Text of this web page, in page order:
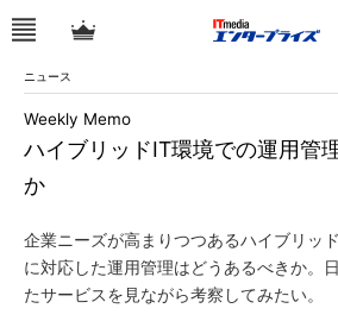
ニュース
ハイブリッドIT環境での運用管
か
Weekly Memo
企業ニーズが高まりつつあるハイブリッ
に対応した運用管理はどうあるべきか。
たサービスを見ながら考察してみたい。